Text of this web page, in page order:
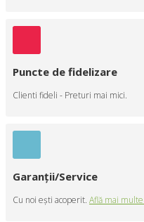
Puncte de fidelizare
Clienti fideli - Preturi mai mici.
Garanţii/Service
Cu noi eşti acoperit. Află mai multe